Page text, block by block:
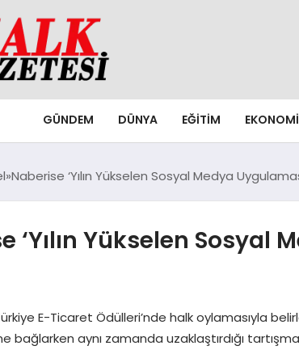
GÜNDEM DÜNYA EĞITIM EKONOMI
Naberise ‘Yılın Yükselen Sosyal Medya
‘Yılın Yükselen Sosyal
E-Ticaret Ödülleri’nde halk oylamasıyla
bağlarken aynı zamanda uzaklaştırdığı